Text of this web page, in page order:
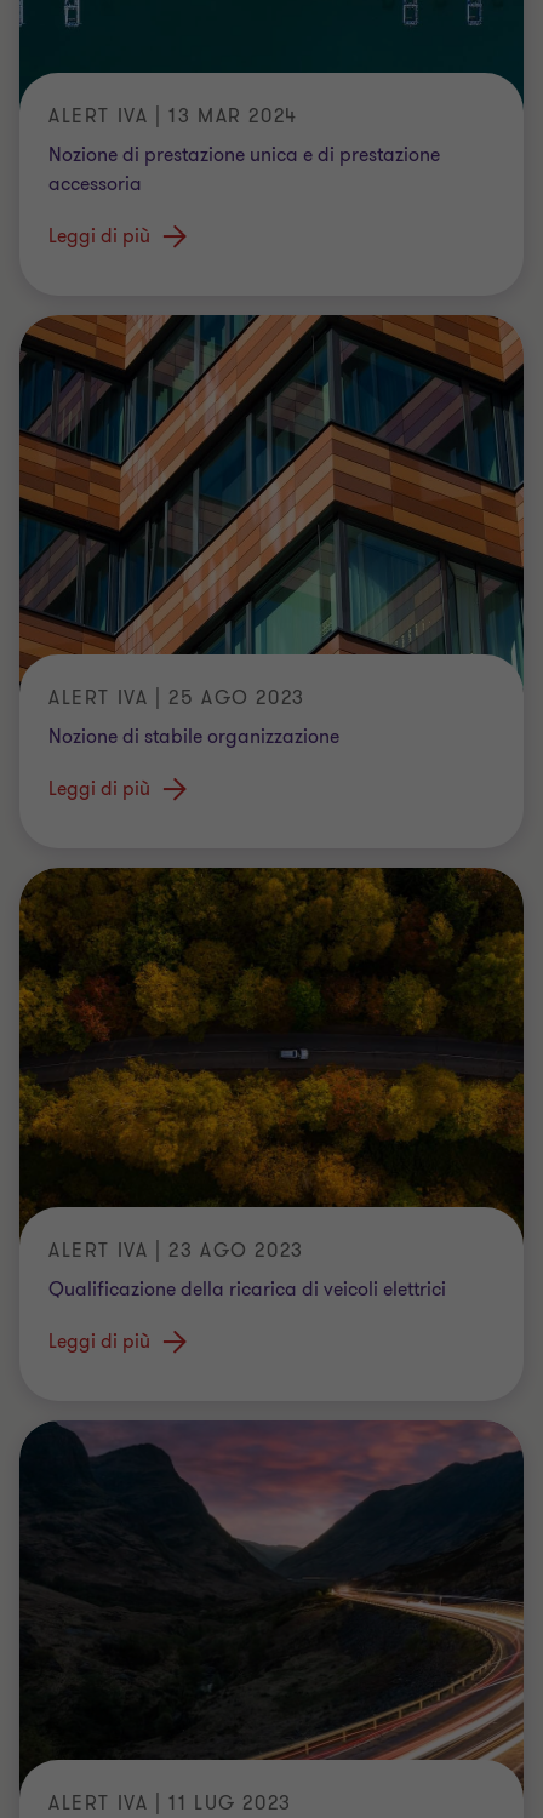
ALERT IVA | 13 MAR 2024
Nozione di prestazione unica e di prestazione
accessoria
Leggi di più
ALERT IVA | 25 AGO 2023
Nozione di stabile organizzazione
Leggi di più
ALERT IVA | 23 AGO 2023
Qualificazione della ricarica di veicoli elettrici
Leggi di più
ALERT IVA | 11 LUG 2023